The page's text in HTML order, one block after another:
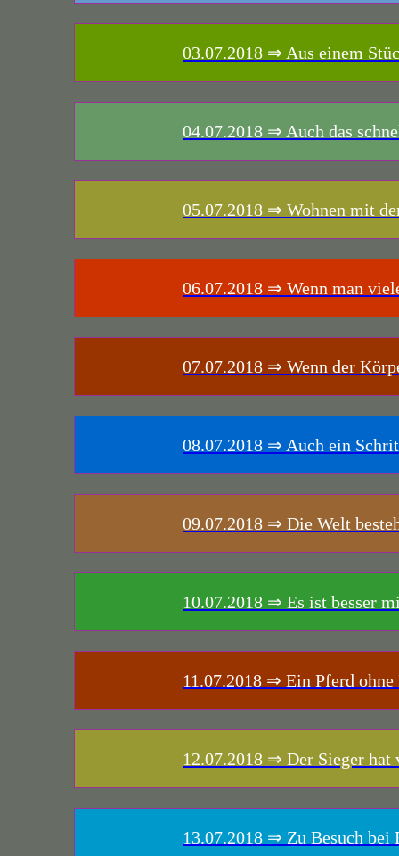
03.07.2018 ⇒ Aus einem
04.07.2018 ⇒ Auch das
05.07.2018 ⇒ Wohnen mit
06.07.2018 ⇒ Wenn man
07.07.2018 ⇒ Wenn der
08.07.2018 ⇒ Auch ein
09.07.2018 ⇒ Die Welt
10.07.2018 ⇒ Es ist besser
11.07.2018 ⇒ Ein Pferd
12.07.2018 ⇒ Der Sieger hat
13.07.2018 ⇒ Zu Besuch bei